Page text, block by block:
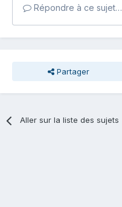
Répondre à ce sujet…
Partager
Aller sur la liste des sujets